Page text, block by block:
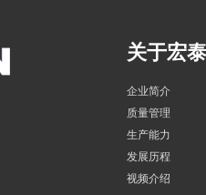
关于宏泰
企业简介
质量管理
生产能力
发展历程
视频介绍